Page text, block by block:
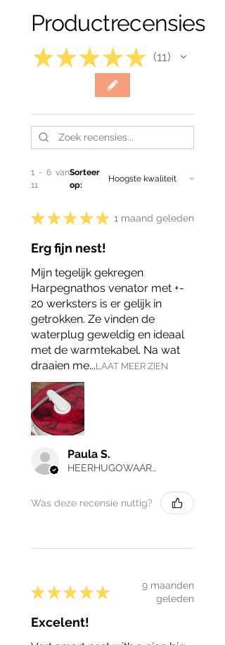
Productrecensies
★ ★ ★ ★ ★ 11
11
1 - 6 van
11
Sorteer
op:
★ ★ ★ ★ ★ 1 maand geleden
Erg fijn nest!
Mijn tegelijk gekregen
Harpegnathos venator met +-
20 werksters is er gelijk in
getrokken. Ze vinden de
waterplug geweldig en ideaal
met de warmtekabel. Na wat
draaien me...LAAT MEER ZIEN
Paula S.
HEERHUGOWAARD, NH
Was deze recensie nuttig?
★ ★ ★ ★ ★
9 maanden
geleden
Excelent!